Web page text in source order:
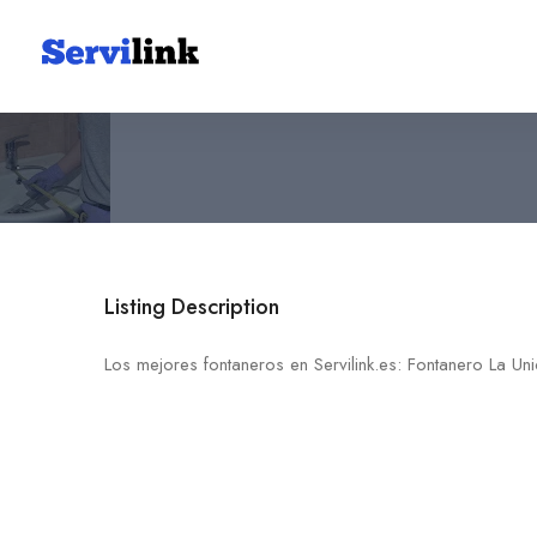
Fontanero La Unión
Listing Description
Los mejores fontaneros en Servilink.es: Fontanero La